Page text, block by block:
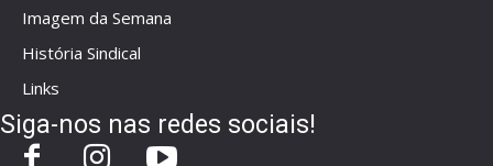
Imagem da Semana
História Sindical
Links
Siga-nos nas redes sociais!